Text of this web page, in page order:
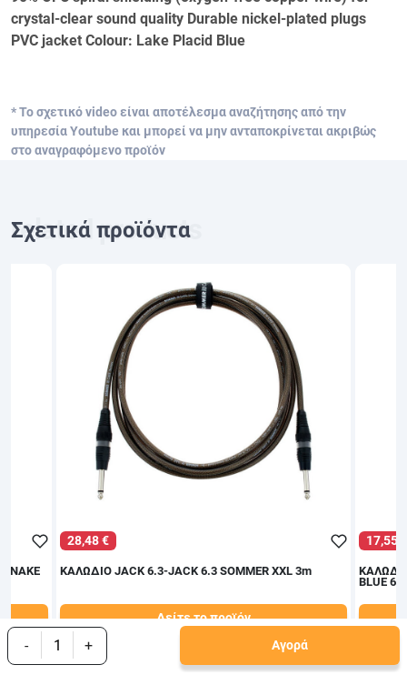
- + Αγορά
crystal-clear sound quality Durable nickel-plated plugs
PVC jacket Colour: Lake Placid Blue
* Το σχετικό video είναι αποτέλεσμα αναζήτησης από την
υπηρεσία Youtube και μπορεί να μην ανταποκρίνεται ακριβώς
στο αναγραφόμενο προϊόν
Σχετικά προϊόντα
28,48 €
ΚΑΛΩΔΙΟ JACK 6.3-JACK 6.3 SOMMER XXL 3m
Δείτε το προϊόν
32,00 €
testFalse
17,55 €
BLUE 6m
test